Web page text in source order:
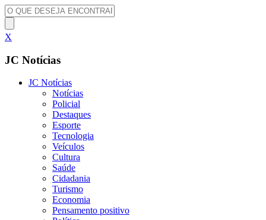
X
JC Notícias
JC Notícias
Notícias
Policial
Destaques
Esporte
Tecnologia
Veículos
Cultura
Saúde
Cidadania
Turismo
Economia
Pensamento positivo